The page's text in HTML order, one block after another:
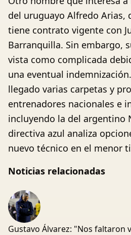
del uruguayo Alfredo Arias,
tiene contrato vigente con
Barranquilla. Sin embargo,
vista como complicada
una eventual
llegado varias carpetas y
entrenadores nacionales e
incluyendo la del argentino
directiva azul analiza
nuevo técnico en el menor
Noticias relacionadas
Gustavo Álvarez: "Nos faltaron